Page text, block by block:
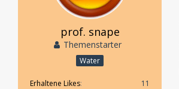
prof. snape
Themenstarter
Water
Erhaltene Likes
11